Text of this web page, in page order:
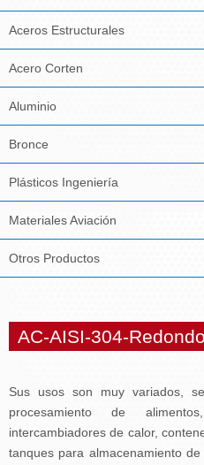
Aceros Estructurales
Acero Corten
Aluminio
Bronce
Plásticos Ingeniería
Materiales Aviación
Otros Productos
AC-AISI-304-Redondo
Sus usos son muy variados,
procesamiento de
intercambiadores de calor,
tanques para almacenamiento